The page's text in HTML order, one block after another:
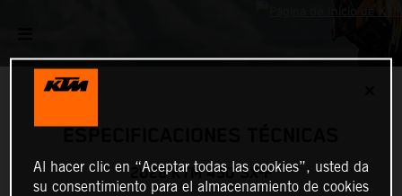
2026 KTM 450 SX-F
Al hacer clic en “Aceptar todas las cookies”, usted da
su consentimiento para el almacenamiento de cookies